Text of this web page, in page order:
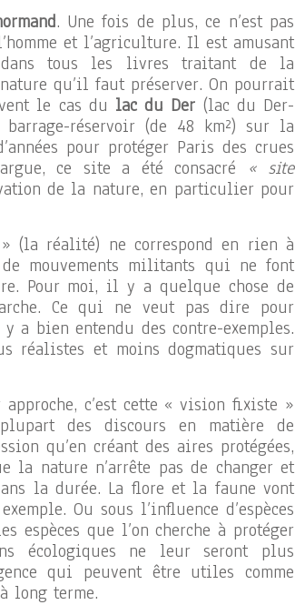
. Une fois de plus, ce n’est pas
et l’agriculture. Il est amusant
tous les livres traitant de la
qu’il faut préserver. On pourrait
le cas du lac du Der (lac du Der-
barrage-réservoir (de 48 km²) sur la
pour protéger Paris des crues
ce site a été consacré « site
de la nature, en particulier pour
(la réalité) ne correspond en rien à
mouvements militants qui ne font
Pour moi, il y a quelque chose de
Ce qui ne veut pas dire pour
bien entendu des contre-exemples.
réalistes et moins dogmatiques sur
c’est cette « vision fixiste »
des discours en matière de
qu’en créant des aires protégées,
la nature n’arrête pas de changer et
la durée. La flore et la faune vont
Ou sous l’influence d’espèces
que l’on cherche à protéger
écologiques ne leur seront plus
qui peuvent être utiles comme
long terme.